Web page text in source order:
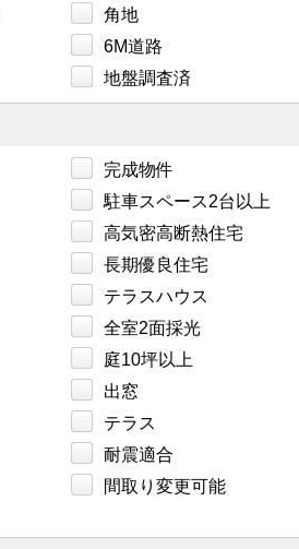
角地
6M道路
地盤調査済
完成物件
駐車スペース2台以上
高気密高断熱住宅
長期優良住宅
テラスハウス
全室2面採光
庭10坪以上
出窓
テラス
耐震適合
間取り変更可能